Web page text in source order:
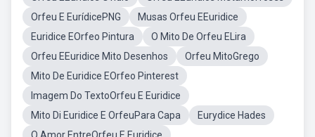
Orfeu E EurídicePNG
Musas Orfeu EEuridice
Euridice EOrfeo Pintura
O Mito De Orfeu ELira
Orfeu EEuridice Mito Desenhos
Orfeu MitoGrego
Mito De Euridice EOrfeo Pinterest
Imagem Do TextoOrfeu E Euridice
Mito Di Euridice E OrfeuPara Capa
Eurydice Hades